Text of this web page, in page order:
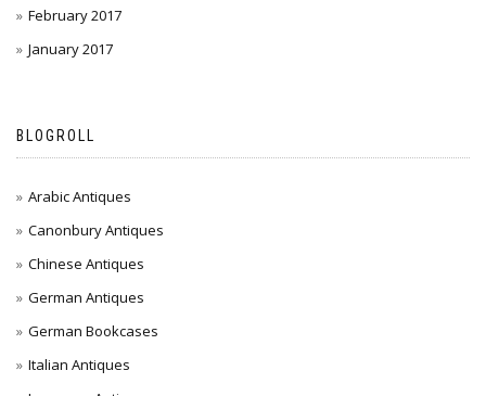
February 2017
January 2017
BLOGROLL
Arabic Antiques
Canonbury Antiques
Chinese Antiques
German Antiques
German Bookcases
Italian Antiques